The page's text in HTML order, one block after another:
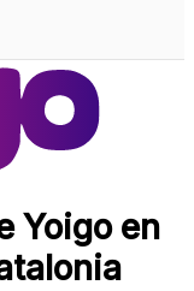
Yoigo en